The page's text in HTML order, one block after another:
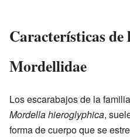
Características de
Mordellidae
Los escarabajos de la
Mordella hieroglyphica,
forma de cuerpo que se